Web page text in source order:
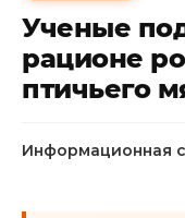
ЭКОНОМИКА
ОБЩЕСТВО
СПОРТ
Ученые
рационе
птичьего
Информационная